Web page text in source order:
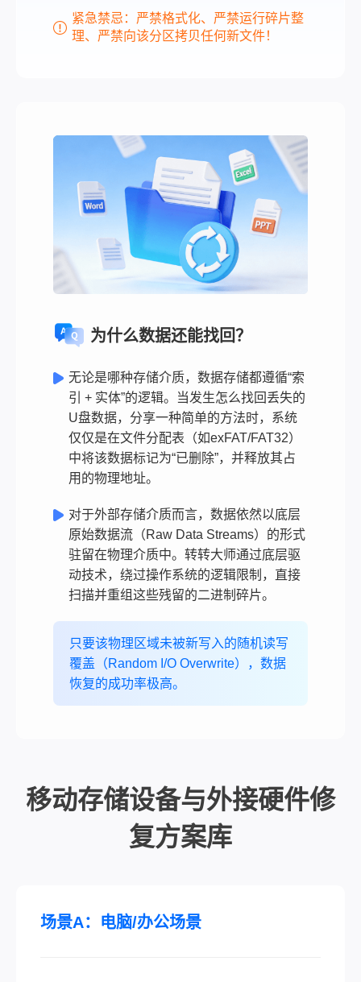
紧急禁忌：严禁格式化、严禁运行碎片整
理、严禁向该分区拷贝任何新文件！
为什么数据还能找回？
无论是哪种存储介质，数据存储都遵循“索
引 + 实体”的逻辑。当发生怎么找回丢失的
U盘数据，分享一种简单的方法时，系统
仅仅是在文件分配表（如exFAT/FAT32）
中将该数据标记为“已删除”，并释放其占
用的物理地址。
对于外部存储介质而言，数据依然以底层
原始数据流（Raw Data Streams）的形式
驻留在物理介质中。转转大师通过底层驱
动技术，绕过操作系统的逻辑限制，直接
扫描并重组这些残留的二进制碎片。
只要该物理区域未被新写入的随机读写
覆盖（Random I/O Overwrite），数据
恢复的成功率极高。
移动存储设备与外接硬件修
复方案库
场景A：电脑/办公场景